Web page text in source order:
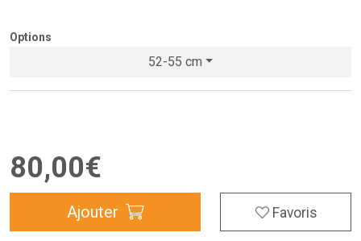
Options
52-55 cm
80,00€
Ajouter Favoris